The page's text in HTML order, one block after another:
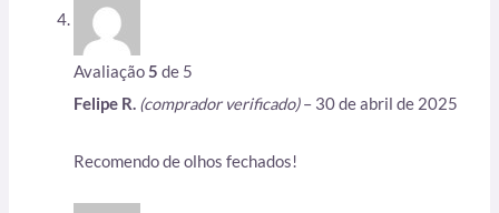
Avaliação5 de 5
Felipe R. (comprador verificado) – 30 de abril de 2025
Recomendo de olhos fechados!